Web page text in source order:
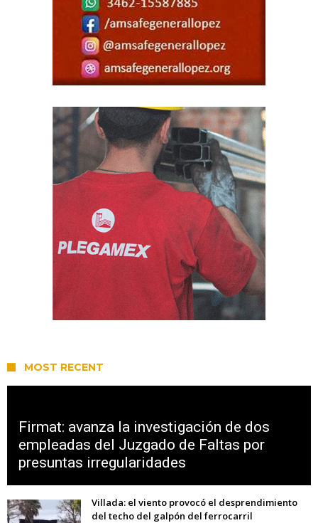
MOST RECENT
Firmat: avanza la investigación de dos
empleadas del Juzgado de Faltas por
presuntas irregularidades
Villada: el viento provocó el desprendimiento
del techo del galpón del ferrocarril